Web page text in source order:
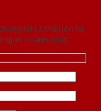
tôi có thể liên hệ
gian nhanh nhất.